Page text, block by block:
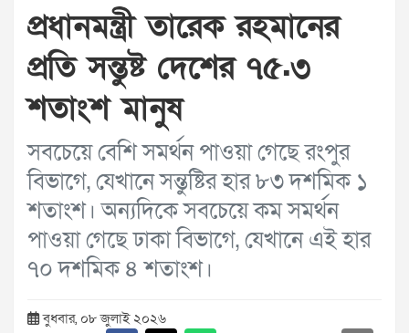
প্রধানমন্ত্রী তারেক রহমানের
প্রতি সন্তুষ্ট দেশের ৭৫.৩
শতাংশ মানুষ
সবচেয়ে বেশি সমর্থন পাওয়া গেছে রংপুর
বিভাগে, যেখানে সন্তুষ্টির হার ৮৩ দশমিক ১
শতাংশ। অন্যদিকে সবচেয়ে কম সমর্থন
পাওয়া গেছে ঢাকা বিভাগে, যেখানে এই হার
৭০ দশমিক ৪ শতাংশ।
বুধবার, ০৮ জুলাই ২০২৬